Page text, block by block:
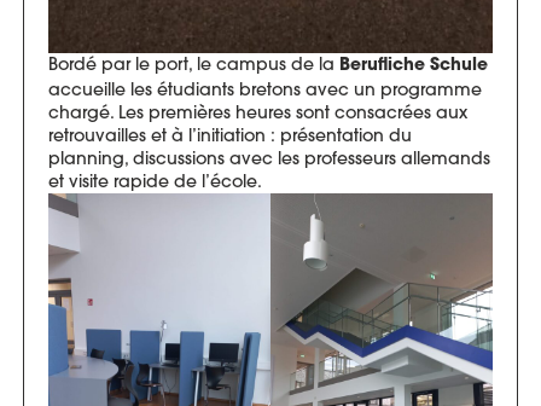
Bordé par le port, le campus de la Berufliche Schule
accueille les étudiants bretons avec un programme
chargé. Les premières heures sont consacrées aux
retrouvailles et à l’initiation : présentation du
planning, discussions avec les professeurs allemands
et visite rapide de l’école.